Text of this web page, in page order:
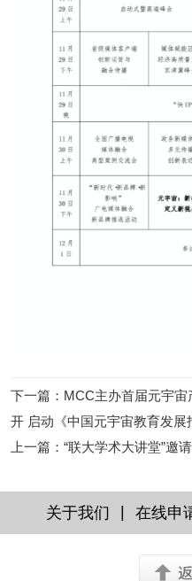
下一篇 ： MCC主办首届元宇
开 启动《中国元宇宙教育发展
上一篇 ： “联大学术大讲堂”邀
关于我们 在线申